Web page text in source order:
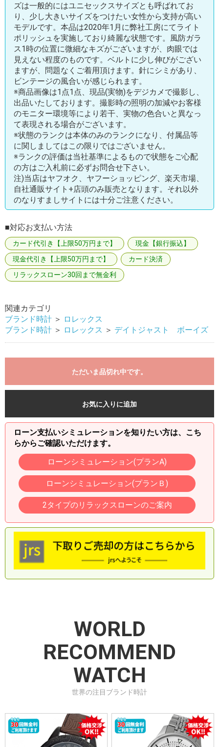
ズは一般的にはユニセックスサイズとも呼ばれてお
り、少し大きいサイズをつけたい女性から支持が高い
モデルです。本品は2020年1月に弊社工房にてライト
ポリッシュを実施しており綺麗な状態です。風防ガラ
ス1時の位置に微細なキズがございますが、肉眼では
見えない程度のものです。ベルトに少し伸びがござい
ますが、問題なくご着用頂けます。針にシミがあり、
ビンテージの風合いが感じられます。
※商品画像は1点1点、現品(実物)をデジカメで撮影し、
出品いたしております。撮影時の照明の加減やお客様
のモニター環境等により若干、実物の色合いと異なっ
て表現される場合がございます。
※状態のランクは本体のみのランクになり、付属品等
に関しましてはこの限りではございません。
※ランクの評価は当社基準によるもので状態をご心配
の方はご入札前に必ずお問合せ下さい。
注)当店はヤフオク、ヤフーショッピング、楽天市場、
自社通販サイト+店頭のみ販売となります。それ以外
のなりすましサイトには十分ご注意ください。
■対応お支払い方法
カード代引き【上限50万円まで】
現金【銀行振込】
現金代引き【上限50万円まで】
カード決済
リラックスローン30回まで無金利
関連カテゴリ
ブランド時計 ＞ ロレックス
ブランド時計 ＞ ロレックス ＞ デイトジャスト ボーイズ
ただいま品切れ中です。
お気に入りに追加
ローン支払いシミュレーションを知りたい方は、こち
らからご確認いただけます。
ローンシミュレーション(プランA)
ローンシミュレーション(プランＢ)
2タイプのリラックスローンのご案内
WORLD
RECOMMEND
WATCH
世界の注目ブランド時計